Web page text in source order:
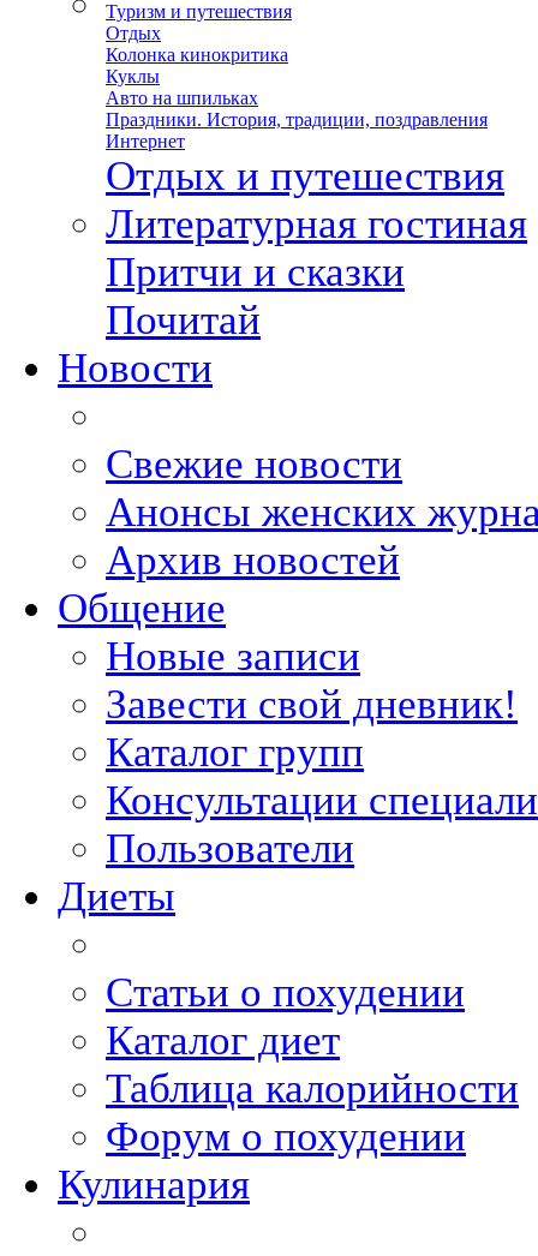
Туризм и путешествия
Отдых
Колонка кинокритика
Куклы
Авто на шпильках
Праздники. История, традиции, поздравления
Интернет
Отдых и путешествия
Литературная гостиная
Притчи и сказки
Почитай
Новости
Свежие новости
Анонсы женских
Архив новостей
Общение
Новые записи
Завести свой дневник!
Каталог групп
Консультации
Пользователи
Диеты
Статьи о похудении
Каталог диет
Таблица калорийности
Форум о похудении
Кулинария